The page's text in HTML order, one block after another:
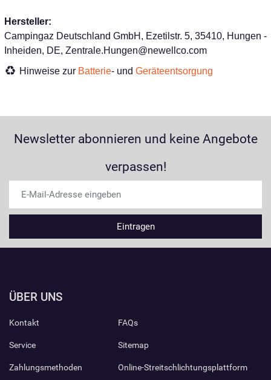
Hersteller:
Campingaz Deutschland GmbH, Ezetilstr. 5, 35410, Hungen -
Inheiden, DE, Zentrale.Hungen@newellco.com
Hinweise zur Batterie- und Geräteentsorgung
Newsletter abonnieren und keine Angebote
verpassen!
ÜBER UNS
Kontakt
Service
Zahlungsmethoden
FAQs
Sitemap
Online-Streitschlichtungsplattform